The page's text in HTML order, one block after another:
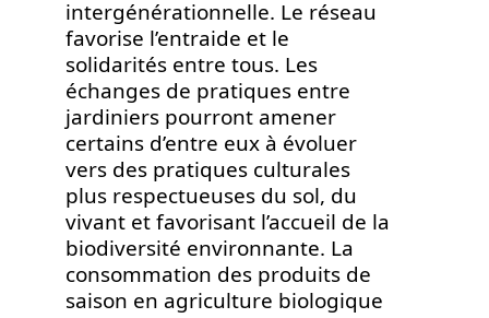
intergénérationnelle. Le réseau
favorise l’entraide et le
solidarités entre tous. Les
échanges de pratiques entre
jardiniers pourront amener
certains d’entre eux à évoluer
vers des pratiques culturales
plus respectueuses du sol, du
vivant et favorisant l’accueil de la
biodiversité environnante. La
consommation des produits de
saison en agriculture biologique